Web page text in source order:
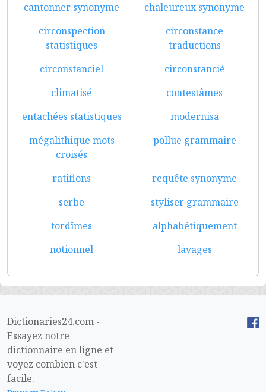
cantonner synonyme
chaleureux synonyme
circonspection
statistiques
circonstance
traductions
circonstanciel
circonstancié
climatisé
contestâmes
entachées statistiques
modernisa
mégalithique mots
croisés
pollue grammaire
ratifions
requête synonyme
serbe
styliser grammaire
tordîmes
alphabétiquement
notionnel
lavages
Dictionaries24.com -
Essayez notre
dictionnaire en ligne et
voyez combien c'est
facile.